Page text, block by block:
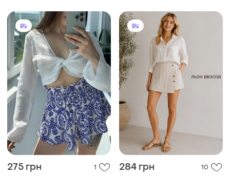
275 грн 1 284 грн 10